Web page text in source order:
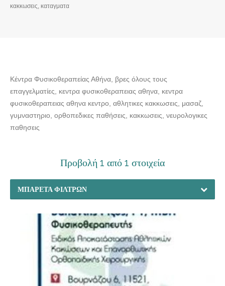
κακκωσεις, καταγματα
Κέντρα Φυσικοθεραπείας Αθήνα, βρες όλους τους
επαγγελματίες, κεντρα φυσικοθεραπειας αθηνα, κεντρα
φυσικοθεραπειας αθηνα κεντρο, αθλητικες κακκωσεις, μασαζ,
γυμναστηριο, ορθοπεδικες παθήσεις, κακκωσεις, νευρολογικες
παθησεις
Προβολή 1 από 1 στοιχεία
ΜΠΑΡΈΤΑ ΦΊΛΤΡΩΝ